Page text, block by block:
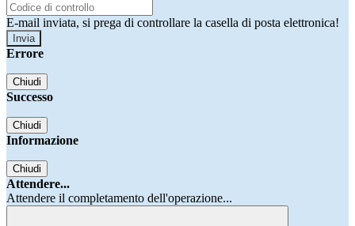
E-mail inviata, si prega di controllare la casella di posta elettronica!
Errore
Chiudi
Successo
Chiudi
Informazione
Chiudi
Attendere...
Attendere il completamento dell'operazione...